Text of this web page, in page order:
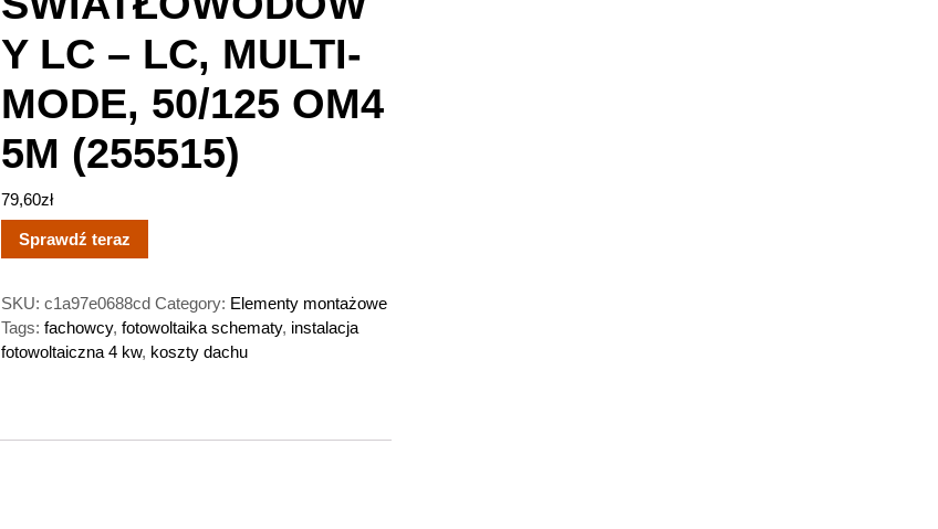
Y LC – LC, MULTI-
MODE, 50/125 OM4
5M (255515)
79,60zł
Sprawdź teraz
SKU: c1a97e0688cd Category: Elementy montażowe
Tags: fachowcy, fotowoltaika schematy, instalacja
fotowoltaiczna 4 kw, koszty dachu